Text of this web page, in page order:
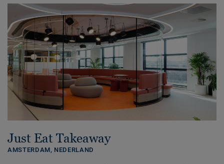
Just Eat Takeaway
AMSTERDAM, NEDERLAND